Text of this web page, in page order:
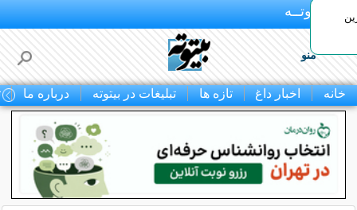
بـیتوتــه
منو
خانه اخبار داغ تازه ها تبلیغات در بیتوته درباره ما